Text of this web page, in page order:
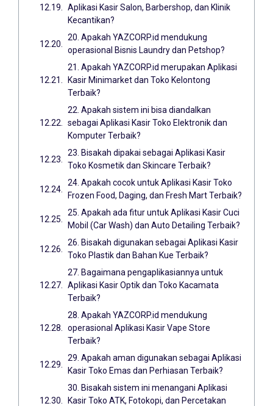
Aplikasi Kasir Salon, Barbershop, dan Klinik
Kecantikan?
20. Apakah YAZCORP.id mendukung
operasional Bisnis Laundry dan Petshop?
21. Apakah YAZCORP.id merupakan Aplikasi
Kasir Minimarket dan Toko Kelontong
Terbaik?
22. Apakah sistem ini bisa diandalkan
sebagai Aplikasi Kasir Toko Elektronik dan
Komputer Terbaik?
23. Bisakah dipakai sebagai Aplikasi Kasir
Toko Kosmetik dan Skincare Terbaik?
24. Apakah cocok untuk Aplikasi Kasir Toko
Frozen Food, Daging, dan Fresh Mart Terbaik?
25. Apakah ada fitur untuk Aplikasi Kasir Cuci
Mobil (Car Wash) dan Auto Detailing Terbaik?
26. Bisakah digunakan sebagai Aplikasi Kasir
Toko Plastik dan Bahan Kue Terbaik?
27. Bagaimana pengaplikasiannya untuk
Aplikasi Kasir Optik dan Toko Kacamata
Terbaik?
28. Apakah YAZCORP.id mendukung
operasional Aplikasi Kasir Vape Store
Terbaik?
29. Apakah aman digunakan sebagai Aplikasi
Kasir Toko Emas dan Perhiasan Terbaik?
30. Bisakah sistem ini menangani Aplikasi
Kasir Toko ATK, Fotokopi, dan Percetakan